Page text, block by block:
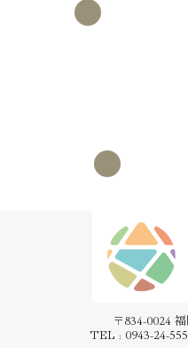
〒834-0024
TEL : 0943-24-